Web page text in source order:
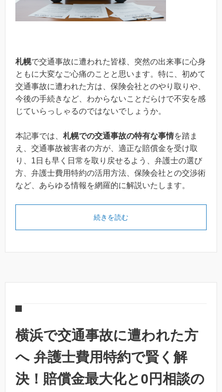
札幌で交通事故に遭われた皆様、突然の出来事に心身
ともに大変なご心痛のことと思います。特に、初めて
交通事故に遭われた方は、保険会社とのやり取りや、
今後の手続きなど、わからないことだらけで不安を感
じていらっしゃるのではないでしょうか。
本記事では、 札幌での交通事故の特有な事情を踏ま
え、交通事故被害者の方が、適正な賠償金を受け取
り、1日も早く日常を取り戻せるよう、弁護士の選び
方、弁護士費用特約の活用方法、保険会社との交渉術
など、あらゆる情報を網羅的に解説いたします。
続きを読む
横浜で交通事故に遭われた方
へ 弁護士費用特約で賢く解
決！賠償金最大化と0円相談の